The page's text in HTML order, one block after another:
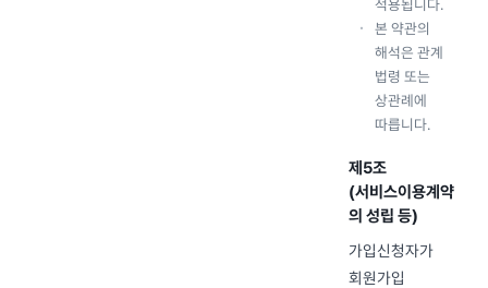
적용됩니다.
본 약관의
해석은 관계
법령 또는
상관례에
따릅니다.
제5조
(서비스이용계약
의 성립 등)
가입신청자가
회원가입